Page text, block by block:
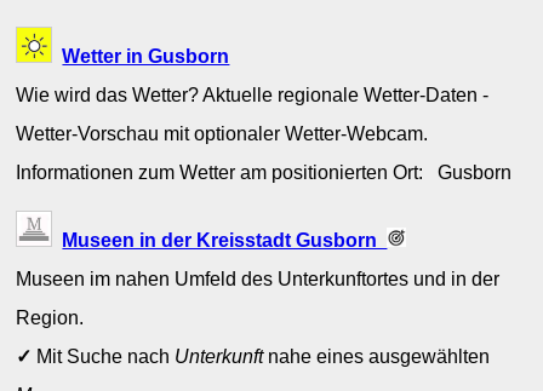
Wetter in Gusborn
Wie wird das Wetter? Aktuelle regionale Wetter-Daten -
Wetter-Vorschau mit optionaler Wetter-Webcam.
Informationen zum Wetter am positionierten Ort: Gusborn
Museen in der Kreisstadt Gusborn
Museen im nahen Umfeld des Unterkunftortes und in der
Region.
✓ Mit Suche nach Unterkunftnahe eines ausgewählten